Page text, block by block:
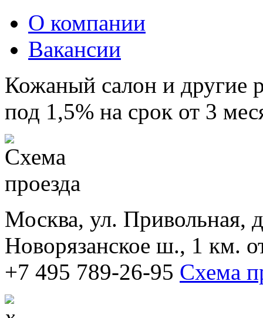
О компании
Вакансии
Кожаный салон и другие
под 1,5% на срок от 3
Москва, ул. Привольная,
Новорязанское ш., 1 км.
+7 495 789-26-95 Схема